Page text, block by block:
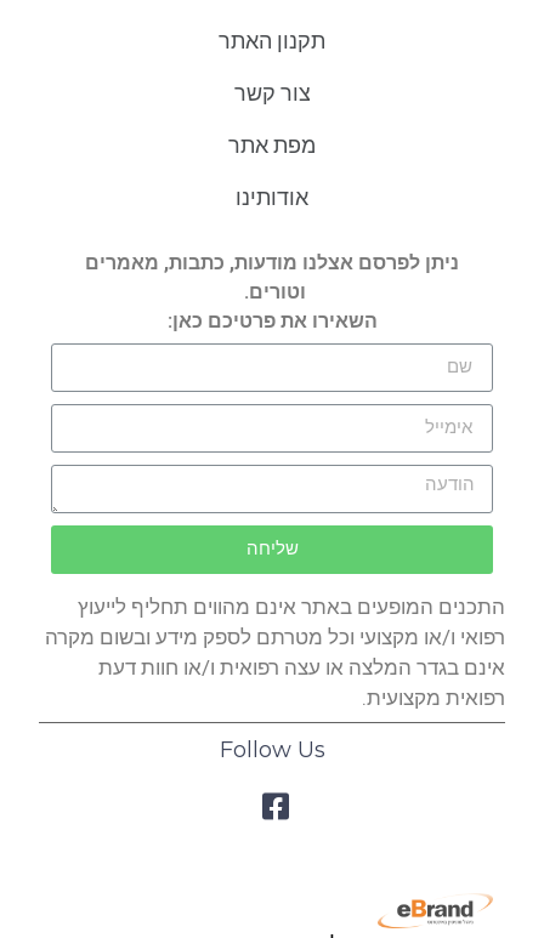
תקנון האתר
צור קשר
מפת אתר
אודותינו
ניתן לפרסם אצלנו מודעות, כתבות, מאמרים
וטורים.
השאירו את פרטיכם כאן:
שליחה
התכנים המופעים באתר אינם מהווים תחליף לייעוץ
רפואי ו/או מקצועי וכל מטרתם לספק מידע ובשום מקרה
אינם בגדר המלצה או עצה רפואית ו/או חוות דעת
רפואית מקצועית.
Follow Us